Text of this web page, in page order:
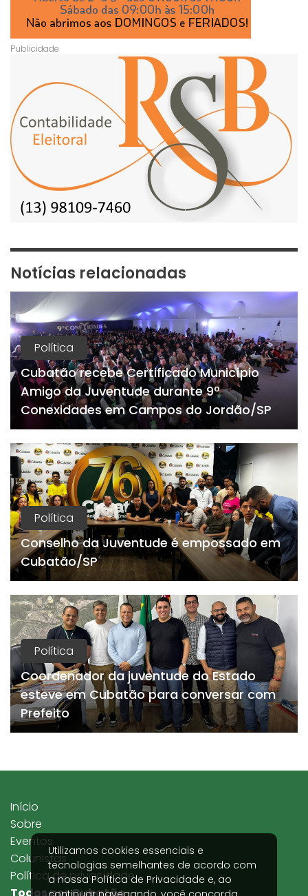
Notícias relacionadas
Política
Cubatão recebe Certificado Município
Amigo da Juventude durante 9º
Conexidades em Campos do Jordão/SP
Política
Conselho da Juventude é empossado em
Cubatão/SP
Política
Coordenador da juventude do Estado
esteve em Cubatão para conversar com
Prefeito
Utilizamos cookies essenciais e
tecnologias semelhantes de acordo com
a nossaPolítica de Privacidade e, ao
Início
Sobre
Eventos
Colunistas
Política de privacidade